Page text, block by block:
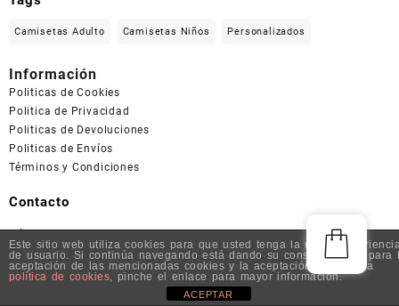
Camisetas Adulto Camisetas Niños Personalizados
Información
Politicas de Cookies
Politica de Privacidad
Politicas de Devoluciones
Politicas de Envíos
Términos y Condiciones
Contacto
Whatsapp: 092 479 991
Email:crazyestampados.uy@gmailcom
Este sitio web utiliza cookies para que usted tenga la mejor
de usuario. Si continúa navegando está dando su consentimiento para
aceptación de las mencionadas cookies y la aceptación de nuestra
política de cookies, pinche el enlace para mayor información.
ACEPTAR